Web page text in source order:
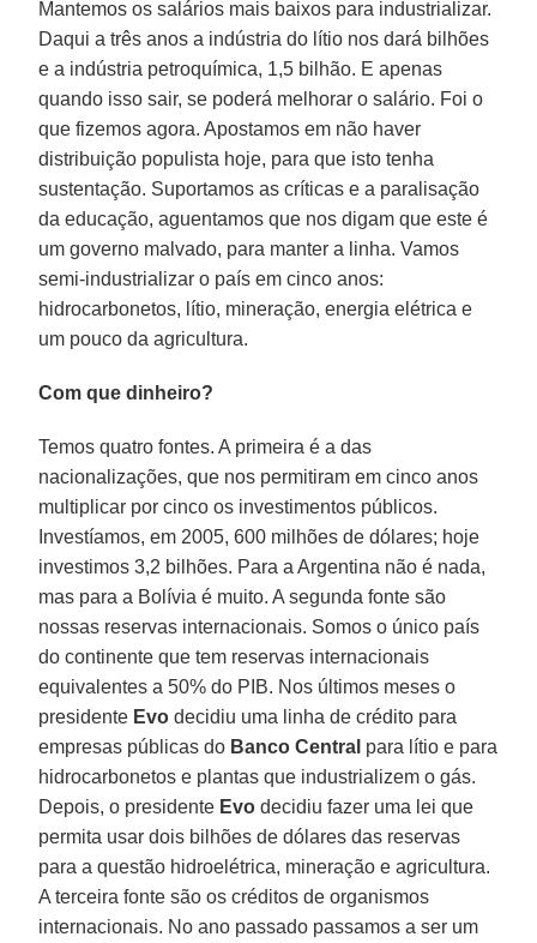
Mantemos os salários mais baixos para industrializar.
Daqui a três anos a indústria do lítio nos dará bilhões
e a indústria petroquímica, 1,5 bilhão. E apenas
quando isso sair, se poderá melhorar o salário. Foi o
que fizemos agora. Apostamos em não haver
distribuição populista hoje, para que isto tenha
sustentação. Suportamos as críticas e a paralisação
da educação, aguentamos que nos digam que este é
um governo malvado, para manter a linha. Vamos
semi-industrializar o país em cinco anos:
hidrocarbonetos, lítio, mineração, energia elétrica e
um pouco da agricultura.
Com que dinheiro?
Temos quatro fontes. A primeira é a das
nacionalizações, que nos permitiram em cinco anos
multiplicar por cinco os investimentos públicos.
Investíamos, em 2005, 600 milhões de dólares; hoje
investimos 3,2 bilhões. Para a Argentina não é nada,
mas para a Bolívia é muito. A segunda fonte são
nossas reservas internacionais. Somos o único país
do continente que tem reservas internacionais
equivalentes a 50% do PIB. Nos últimos meses o
presidente Evo decidiu uma linha de crédito para
empresas públicas do Banco Central para lítio e para
hidrocarbonetos e plantas que industrializem o gás.
Depois, o presidente Evo decidiu fazer uma lei que
permita usar dois bilhões de dólares das reservas
para a questão hidroelétrica, mineração e agricultura.
A terceira fonte são os créditos de organismos
internacionais. No ano passado passamos a ser um